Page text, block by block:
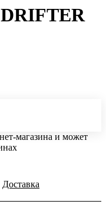
магазина и может
Доставка